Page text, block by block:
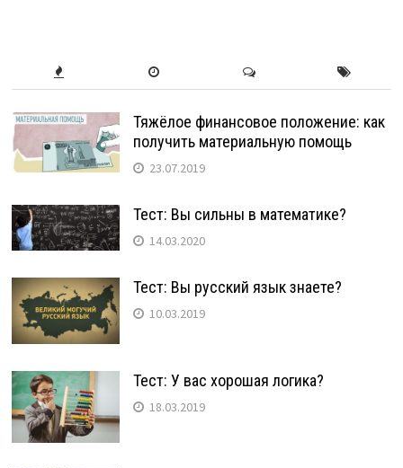
Тяжёлое финансовое положение: как
получить материальную помощь
23.07.2019
Тест: Вы сильны в математике?
14.03.2020
Тест: Вы русский язык знаете?
10.03.2019
Тест: У вас хорошая логика?
18.03.2019